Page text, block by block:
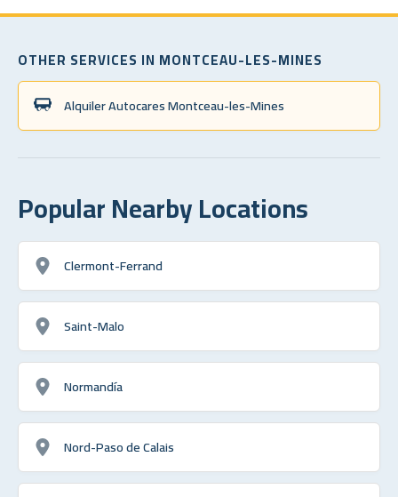
OTHER SERVICES IN MONTCEAU-LES-MINES
Alquiler Autocares Montceau-les-Mines
Popular Nearby Locations
Clermont-Ferrand
Saint-Malo
Normandía
Nord-Paso de Calais